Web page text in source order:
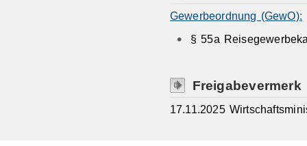
Gewerbeordnung (GewO):
§ 55a
Freigabevermerk
17.11.2025